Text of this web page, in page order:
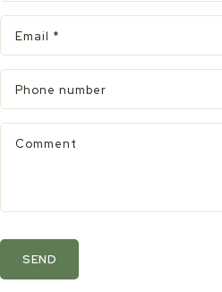
Email *
Phone number
Comment
SEND